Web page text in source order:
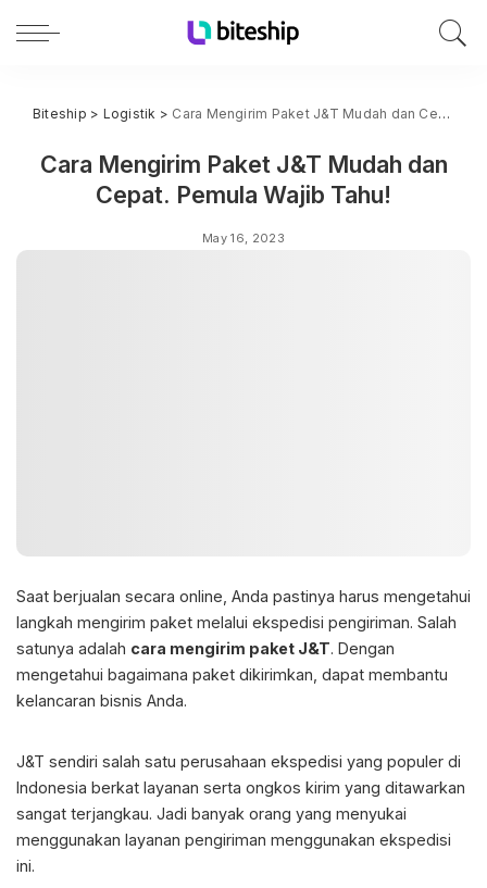
Biteship > Logistik > Cara Mengirim Paket J&T Mudah dan Cepat. Pemula Wajib Tahu!
Cara Mengirim Paket J&T Mudah dan
Cepat. Pemula Wajib Tahu!
May 16, 2023
Saat berjualan secara online, Anda pastinya harus mengetahui
langkah mengirim paket melalui ekspedisi pengiriman. Salah
satunya adalah cara mengirim paket J&T. Dengan
mengetahui bagaimana paket dikirimkan, dapat membantu
kelancaran bisnis Anda.
J&T sendiri salah satu perusahaan ekspedisi yang populer di
Indonesia berkat layanan serta ongkos kirim yang ditawarkan
sangat terjangkau. Jadi banyak orang yang menyukai
menggunakan layanan pengiriman menggunakan ekspedisi
ini.